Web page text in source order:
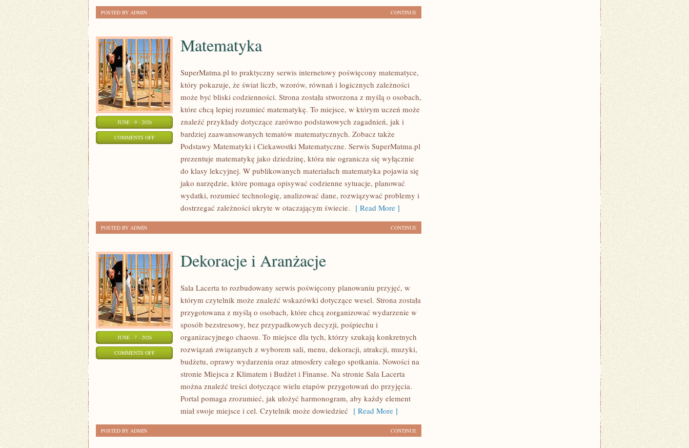
CONTINUE
POSTED BY ADMIN
JUNE - 9 - 2026
COMMENTS OFFON
MATEMATYKA
Matematyka
SuperMatma.pl to praktyczny serwis internetowy poświęcony matematyce,
który pokazuje, że świat liczb, wzorów, równań i logicznych zależności
może być bliski codzienności. Strona została stworzona z myślą o osobach,
które chcą lepiej rozumieć matematykę. To miejsce, w którym uczeń może
znaleźć przykłady dotyczące zarówno podstawowych zagadnień, jak i
bardziej zaawansowanych tematów matematycznych. Zobacz także
Podstawy Matematyki i Ciekawostki Matematyczne. Serwis SuperMatma.pl
prezentuje matematykę jako dziedzinę, która nie ogranicza się wyłącznie
do klasy lekcyjnej. W publikowanych materiałach matematyka pojawia się
jako narzędzie, które pomaga opisywać codzienne sytuacje, planować
wydatki, rozumieć technologię, analizować dane, rozwiązywać problemy i
dostrzegać zależności ukryte w otaczającym świecie. [ Read More ]
CONTINUE
POSTED BY ADMIN
JUNE - 7 - 2026
COMMENTS OFFON
DEKORACJE
ARANŻACJE
Dekoracje i Aranżacje
Sala Lacerta to rozbudowany serwis poświęcony planowaniu przyjęć, w
którym czytelnik może znaleźć wskazówki dotyczące wesel. Strona została
przygotowana z myślą o osobach, które chcą zorganizować wydarzenie w
sposób bezstresowy, bez przypadkowych decyzji, pośpiechu i
organizacyjnego chaosu. To miejsce dla tych, którzy szukają konkretnych
rozwiązań związanych z wyborem sali, menu, dekoracji, atrakcji, muzyki,
budżetu, oprawy wydarzenia oraz atmosfery całego spotkania. Nowości na
stronie Miejsca z Klimatem i Budżet i Finanse. Na stronie Sala Lacerta
można znaleźć treści dotyczące wielu etapów przygotowań do przyjęcia.
Portal pomaga zrozumieć, jak ułożyć harmonogram, aby każdy element
miał swoje miejsce i cel. Czytelnik może dowiedzieć [ Read More ]
CONTINUE
POSTED BY ADMIN